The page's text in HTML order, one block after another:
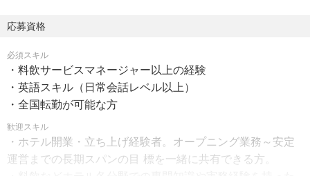
・総支配人、各セクションとの連携、調整、管理部門との
・その他、ホテル運営に付随する業務
6:00～23:00の間、8時間勤務
【雇用形態】
正社員
【給与】
月給制
【待遇・福利厚生】
応募資格
必須スキル
・料飲サービスマネージャー以上の経験
・英語スキル（日常会話レベル以上）
・全国転勤が可能な方
歓迎スキル
・ホテル開業・立ち上げ経験者。オープニング業務～安定
運営までの長期スパンの目 標を一緒に共有できる方。